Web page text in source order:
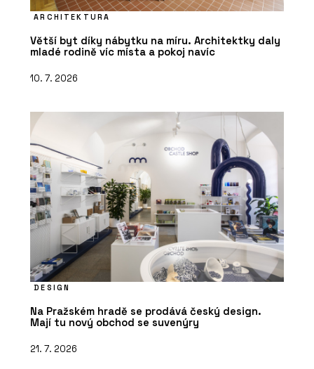
ARCHITEKTURA
Větší byt díky nábytku na míru. Architektky daly
mladé rodině víc místa a pokoj navíc
10. 7. 2026
DESIGN
Na Pražském hradě se prodává český design.
Mají tu nový obchod se suvenýry
21. 7. 2026